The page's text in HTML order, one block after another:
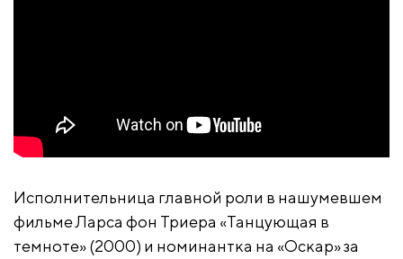
Исполнительница главной роли в нашумевшем
фильме Ларса фон Триера «Танцующая в
темноте» (2000) и номинантка на «Оскар» за